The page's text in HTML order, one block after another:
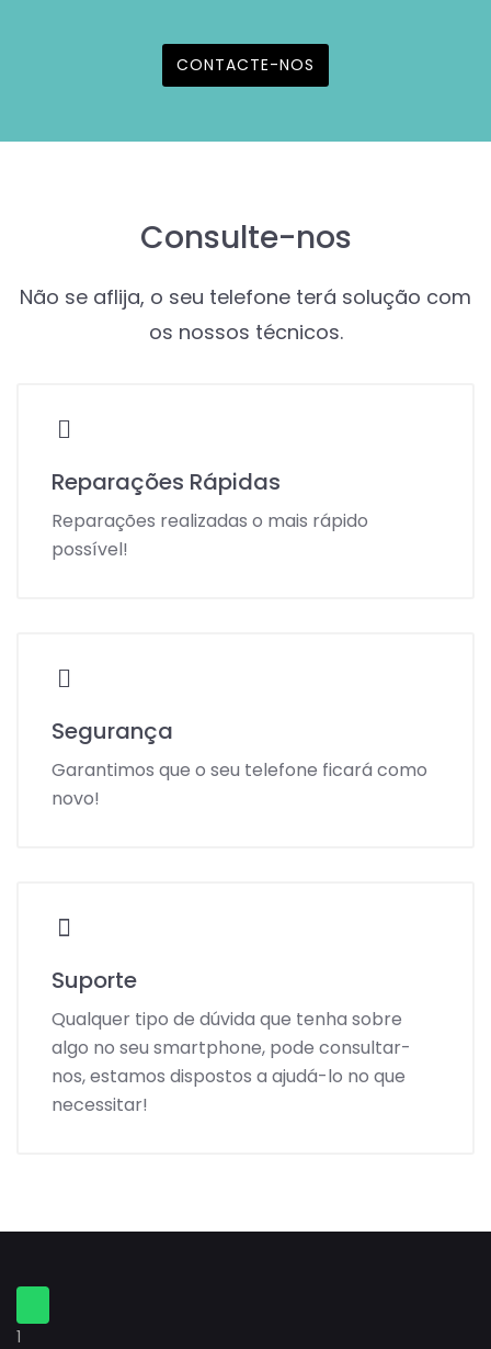
CONTACTE-NOS
Consulte-nos
Não se aflija, o seu telefone terá solução com
os nossos técnicos.
Reparações Rápidas
Reparações realizadas o mais rápido
possível!
Segurança
Garantimos que o seu telefone ficará como
novo!
Suporte
Qualquer tipo de dúvida que tenha sobre
algo no seu smartphone, pode consultar-
nos, estamos dispostos a ajudá-lo no que
necessitar!
1